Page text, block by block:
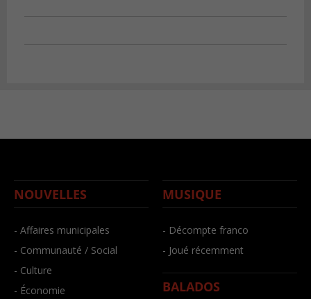
NOUVELLES
- Affaires municipales
- Communauté / Social
- Culture
- Économie
MUSIQUE
- Décompte franco
- Joué récemment
BALADOS